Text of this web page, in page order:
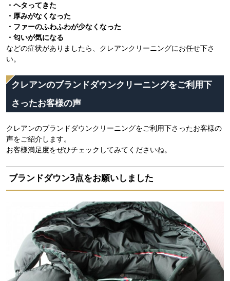
・ヘタってきた
・厚みがなくなった
・ファーのふわふわが少なくなった
・匂いが気になる
などの症状がありましたら、クレアンクリーニングにお任せ下さ
い。
クレアンのブランドダウンクリーニングをご利用下
さったお客様の声
クレアンのブランドダウンクリーニングをご利用下さったお客様の
声をご紹介します。
お客様満足度をぜひチェックしてみてくださいね。
ブランドダウン3点をお願いしました